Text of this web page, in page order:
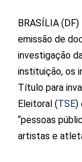
BRASÍLIA
emissão de
investigação
instituição, os
Título para
Eleitoral (TSE)
“pessoas
artistas e